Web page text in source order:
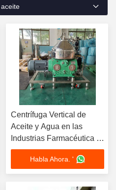
Centrífuga Vertical de
Aceite y Agua en las
Industrias Farmacéutica y
de Aceite Vegetal
Habla Ahora. '